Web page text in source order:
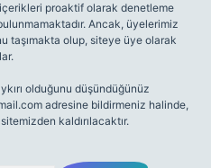
proaktif olarak denetleme
Ancak, üyelerimiz
taşımakta olup, siteye üye olarak
olduğunu düşündüğünüz
adresine bildirmeniz halinde,
kaldırılacaktır.